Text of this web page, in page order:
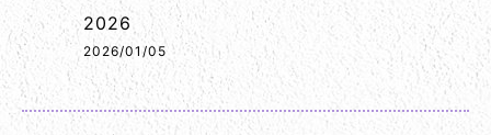
2026
2026/01/05